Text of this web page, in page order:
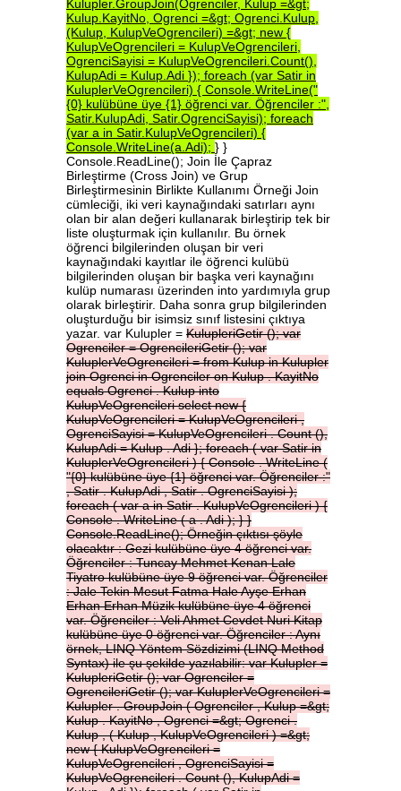
Kulupler.GroupJoin(Ogrenciler, Kulup =&gt;
Kulup.KayitNo, Ogrenci =&gt; Ogrenci.Kulup,
(Kulup, KulupVeOgrencileri) =&gt; new {
KulupVeOgrencileri = KulupVeOgrencileri,
OgrenciSayisi = KulupVeOgrencileri.Count(),
KulupAdi = Kulup.Adi }); foreach (var Satir in
KuluplerVeOgrencileri) { Console.WriteLine("
{0} kulübüne üye {1} öğrenci var. Öğrenciler :",
Satir.KulupAdi, Satir.OgrenciSayisi); foreach
(var a in Satir.KulupVeOgrencileri) {
Console.WriteLine(a.Adi); } }
Console.ReadLine(); Join İle Çapraz
Birleştirme (Cross Join) ve Grup
Birleştirmesinin Birlikte Kullanımı Örneği Join
cümleciği, iki veri kaynağındaki satırları aynı
olan bir alan değeri kullanarak birleştirip tek bir
liste oluşturmak için kullanılır. Bu örnek
öğrenci bilgilerinden oluşan bir veri
kaynağındaki kayıtlar ile öğrenci kulübü
bilgilerinden oluşan bir başka veri kaynağını
kulüp numarası üzerinden into yardımıyla grup
olarak birleştirir. Daha sonra grup bilgilerinden
oluşturduğu bir isimsiz sınıf listesini çıktıya
yazar. var Kulupler = KulupleriGetir();var
Ogrenciler=OgrencileriGetir();var
KuluplerVeOgrencileri=fromKulupinKulupler
joinOgrenciinOgrencileronKulup.KayitNo
equalsOgrenci.Kulupinto
KulupVeOgrencileriselectnew{
KulupVeOgrencileri=KulupVeOgrencileri,
OgrenciSayisi=KulupVeOgrencileri.Count(),
KulupAdi=Kulup.Adi};foreach(varSatirin
KuluplerVeOgrencileri){Console.WriteLine(
"{0}kulübüneüye{1}öğrencivar.Öğrenciler:"
,Satir.KulupAdi,Satir.OgrenciSayisi);
foreach(varainSatir.KulupVeOgrencileri){
Console.WriteLine(a.Adi);}}
Console.ReadLine();Örneğinçıktısışöyle
olacaktır:Gezikulübüneüye4öğrencivar.
Öğrenciler:TuncayMehmetKenanLale
Tiyatrokulübüneüye9öğrencivar.Öğrenciler
:JaleTekinMesutFatmaHaleAyşeErhan
ErhanErhanMüzikkulübüneüye4öğrenci
var.Öğrenciler:VeliAhmetCevdetNuriKitap
kulübüneüye0öğrencivar.Öğrenciler:Aynı
örnek,LINQYöntemSözdizimi(LINQMethod
Syntax)ileşuşekildeyazılabilir:varKulupler=
KulupleriGetir();varOgrenciler=
OgrencileriGetir();varKuluplerVeOgrencileri=
Kulupler.GroupJoin(Ogrenciler,Kulup=&gt;
Kulup.KayitNo,Ogrenci=&gt;Ogrenci.
Kulup,(Kulup,KulupVeOgrencileri)=&gt;
new{KulupVeOgrencileri=
KulupVeOgrencileri,OgrenciSayisi=
KulupVeOgrencileri.Count(),KulupAdi=